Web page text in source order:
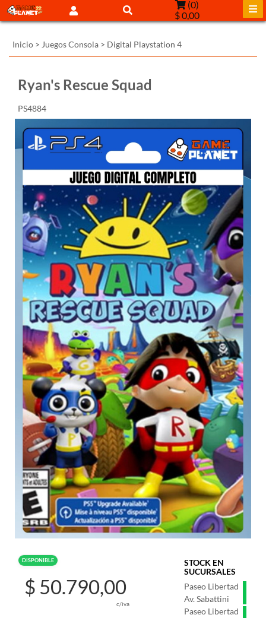
(0)
$ 0,00
Inicio > Juegos Consola > Digital Playstation 4
Ryan's Rescue Squad
PS4884
DISPONIBLE
STOCK EN
SUCURSALES
Paseo Libertad
Av. Sabattini
Paseo Libertad
$ 50.790,00
c/iva